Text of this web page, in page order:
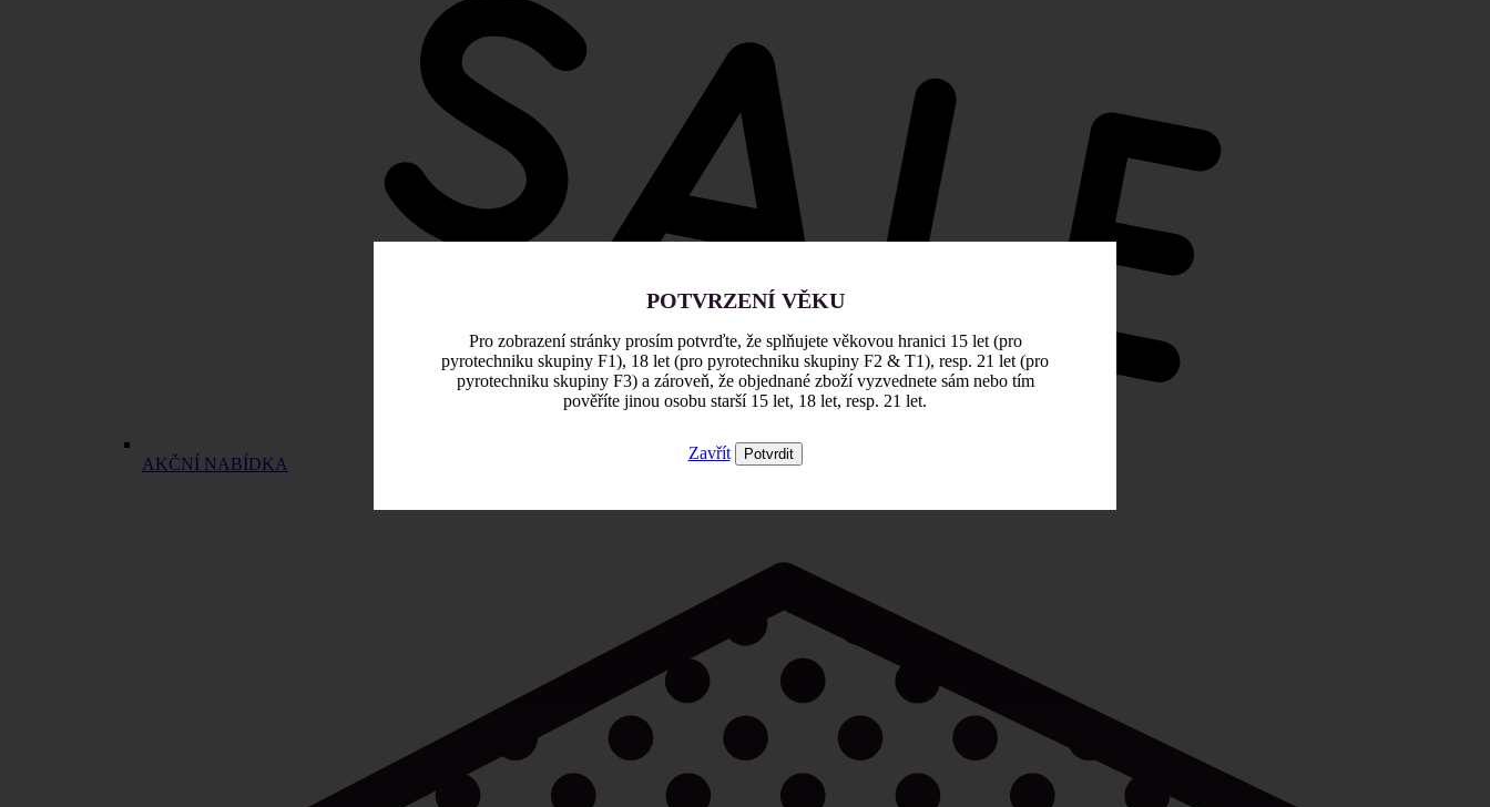
AKČNÍ NABÍDKA
POTVRZENÍ VĚKU
Pro zobrazení stránky prosím potvrďte, že splňujete věkovou hranici 15 let (pro
pyrotechniku skupiny F1), 18 let (pro pyrotechniku skupiny F2 & T1), resp. 21 let (pro
pyrotechniku skupiny F3) a zároveň, že objednané zboží vyzvednete sám nebo tím
pověříte jinou osobu starší 15 let, 18 let, resp. 21 let.
Zavřít Potvrdit